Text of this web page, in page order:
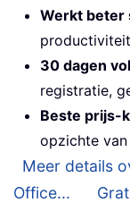
Werkt beter
30 dagen
registratie,
Beste prijs-
opzichte
Meer details
Office...